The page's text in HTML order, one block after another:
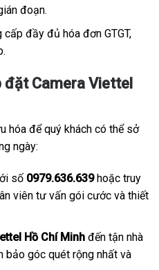
đoạn.
cấp đầy đủ hóa đơn GTGT,
Camera Viettel
hóa để quý khách có thể sở
ngày:
số 0979.636.639hoặc truy
viên tư vấn gói cước và thiết
Hồ Chí Minhđến tận nhà
góc quét rộng nhất và